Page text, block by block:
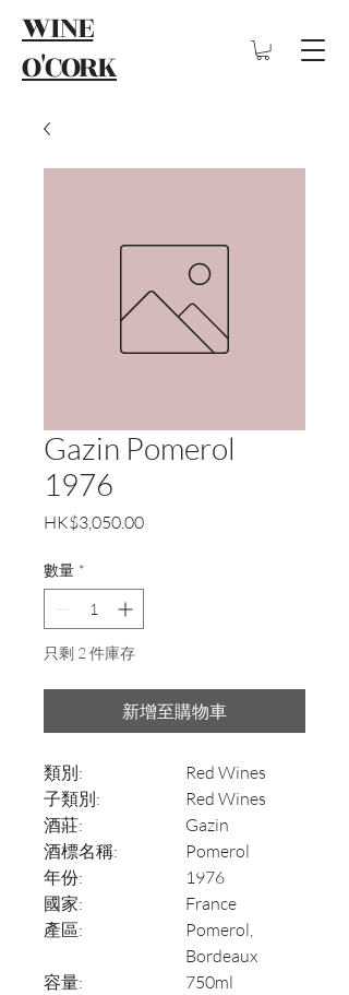
WINE
O'CORK
Gazin Pomerol
1976
HK$3,050.00價
數量 *
只剩 2 件庫存
新增至購物車
類別:
Red Wines
子類別:
Red Wines
酒莊:
Gazin
酒標名稱:
Pomerol
年份:
1976
國家:
France
產區:
Pomerol,
Bordeaux
容量:
750ml